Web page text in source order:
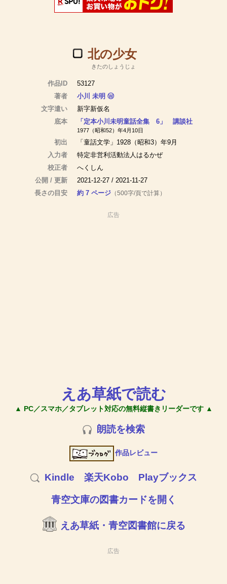
北の少女
きたのしょうじょ
作品ID
53127
著者
小川 未明 Ⓦ
文字遣い
新字新仮名
底本
「定本小川未明童話全集 6」 講談社
1977（昭和52）年4月10日
初出
「童話文学」1928（昭和3）年9月
入力者
特定非営利活動法人はるかぜ
校正者
へくしん
公開 / 更新
2021-12-27 / 2021-11-27
長さの目安
約 7 ページ （500字/頁で計算）
広告
えあ草紙で読む
▲ PC／スマホ／タブレット対応の無料縦書きリーダーです ▲
朗読を検索
作品レビュー
Kindle 楽天Kobo Playブックス
青空文庫の図書カードを開く
えあ草紙・青空図書館に戻る
広告